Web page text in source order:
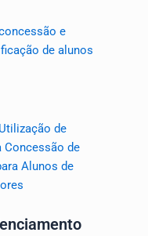
e
de alunos
de
Concessão de
Alunos de